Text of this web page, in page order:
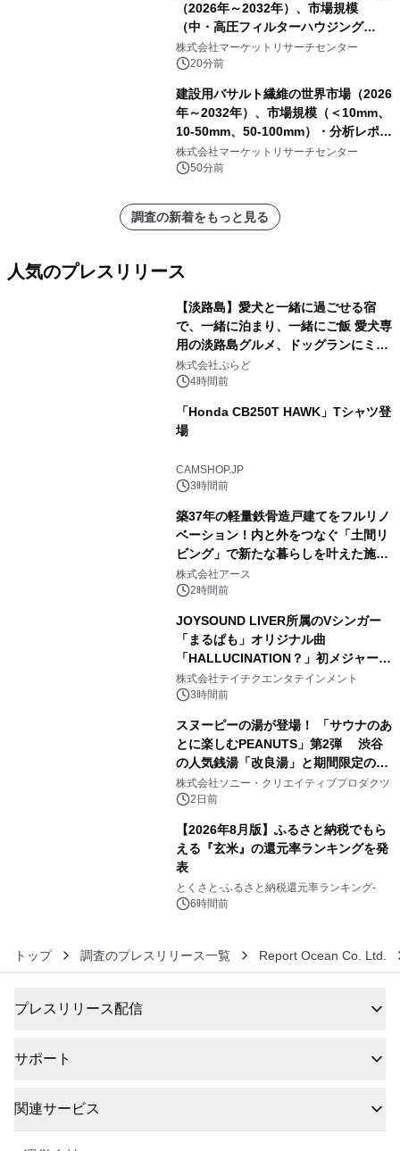
（2026年～2032年）、市場規模
（中・高圧フィルターハウジング
（1000～5000 psi）、高圧フィルター
ハウジング（5000～10000 psi）、超
psi以上））・分析レポートを発表
株式会社マーケットリサーチセンター
20分前
建設用バサルト繊維の世界市場（2026
年～2032年）、市場規模（＜10mm、
10-50mm、50-100mm）・分析レポー
トを発表
株式会社マーケットリサーチセンター
50分前
調査の新着をもっと見る
人気のプレスリリース
【淡路島】愛犬と一緒に過ごせる宿
で、一緒に泊まり、一緒にご飯 愛犬専
用の淡路島グルメ、ドッグランにミニ
プール グランピングとトレーラーハウ
スの2施設で
株式会社ぷらど
4時間前
「Honda CB250T HAWK」Tシャツ登
場
CAMSHOP.JP
3時間前
築37年の軽量鉄骨造戸建てをフルリノ
ベーション！内と外をつなぐ「土間リ
ビング」で新たな暮らしを叶えた施工
事例を株式会社アースが公開
株式会社アース
2時間前
JOYSOUND LIVER所属のVシンガー
「まるぱも」オリジナル曲
「HALLUCINATION？」初メジャー配
信リリース決定！
株式会社テイチクエンタテインメント
3時間前
スヌーピーの湯が登場！ 「サウナのあ
とに楽しむPEANUTS」第2弾 渋谷
の人気銭湯「改良湯」と期間限定のコ
ラボレーション サウナイキタイコラ
ボグッズも発売決定！
株式会社ソニー・クリエイティブプロダクツ
2日前
【2026年8月版】ふるさと納税でもら
える『玄米』の還元率ランキングを発
表
とくさと-ふるさと納税還元率ランキング-
6時間前
トップ 調査のプレスリリース一覧 Report Ocean Co. Ltd.
プレスリリース配信
サポート
関連サービス